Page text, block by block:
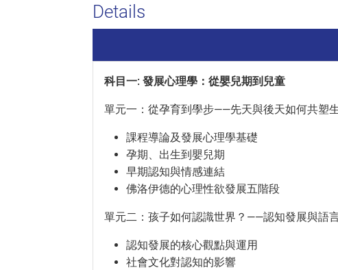
Details
科目一: 發展心理學：從嬰兒期到兒童
單元一：從孕育到學步——先天與後天如何共塑
課程導論及發展心理學基礎
孕期、出生到嬰兒期
早期認知與情感連結
佛洛伊德的心理性欲發展五階段
單元二：孩子如何認識世界？——認知發展與語
認知發展的核心觀點與運用
社會文化對認知的影響